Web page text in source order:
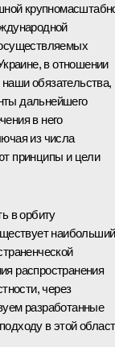
в отношении
обязательства,
дальнейшего
в него
из числа
принципы и цели
в орбиту
наибольший
распространения
через
разработанные
в этой